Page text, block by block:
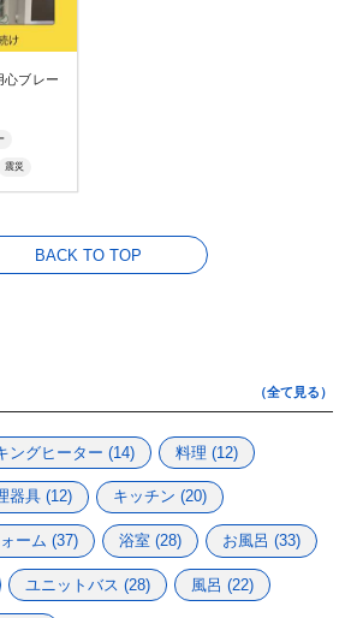
心ブレー
震災
BACK TO TOP
（全て見る）
ングヒーター (14) 料理 (12)
器具(12) キッチン (20)
ーム (37) 浴室 (28) お風呂 (33)
ユニットバス (28) 風呂 (22)